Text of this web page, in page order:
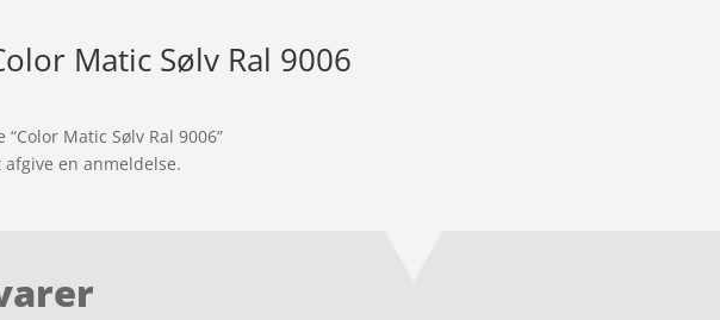
Matic Sølv Ral 9006
Matic Sølv Ral 9006”
en anmeldelse.